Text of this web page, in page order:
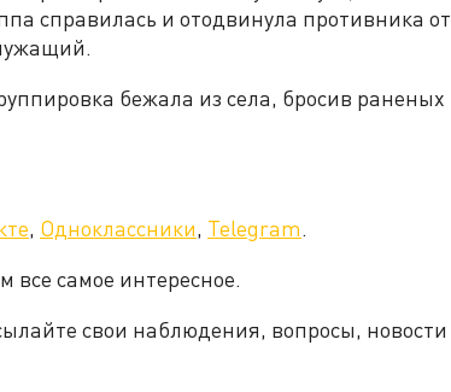
справилась и отодвинула противника от
бежала из села, бросив раненых
, Одноклассники, Telegram.
все самое интересное.
свои наблюдения, вопросы, новости